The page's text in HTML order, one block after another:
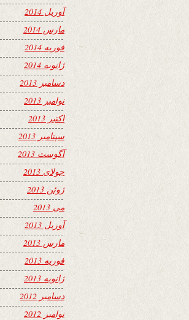
آوریل 2014
مارس 2014
فوریه 2014
ژانویه 2014
دسامبر 2013
نوامبر 2013
اکتبر 2013
سپتامبر 2013
آگوست 2013
جولای 2013
ژوئن 2013
می 2013
آوریل 2013
مارس 2013
فوریه 2013
ژانویه 2013
دسامبر 2012
نوامبر 2012